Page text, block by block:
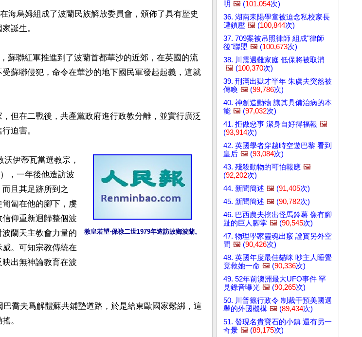
海烏姆組成了波蘭民族解放委員會，頒佈了具有歷史
誕生。
蘇聯紅軍推進到了波蘭首都華沙的近郊，在英國的流
蘇聯侵犯，命令在華沙的地下國民軍發起起義，這就
但在二戰後，共產黨政府進行政教分離，並實行廣泛
迫害。
教皇若望·保祿二世1979年造訪故鄉波蘭。
伊蒂瓦當選教宗，
，一年後他造訪波
且其足跡所到之
匐在他的腳下，虔
仰重新迴歸整個波
蘭天主教會力量的
。可知宗教傳統在
出無神論教育在波
喬夫爲解體蘇共鋪墊道路，於是給東歐國家鬆綁，這
。
明 🖼️ (101,054次)
36. 湖南耒陽學童被迫念私校家長
遭鎮壓 🖼️ (100,844次)
37. 709案被吊照律師 組成"律師
後"聯盟 🖼️ (100,673次)
38. 川震遇難家庭 低保將被取消
🖼️ (100,370次)
39. 刑滿出獄才半年 朱虞夫突然被
傳喚 🖼️ (99,786次)
40. 神創造動物 讓其具備治病的本
能 🖼️ (97,032次)
41. 拒做惡事 潔身自好得福報 🖼️
(93,914次)
42. 英國學者穿越時空遊巴黎 看到
皇后 🖼️ (93,084次)
43. 殘殺動物的可怕報應 🖼️
(92,202次)
44. 新聞簡述 🖼️ (91,405次)
45. 新聞簡述 🖼️ (90,782次)
46. 巴西農夫挖出怪馬鈴薯 像有腳
趾的巨人腳掌 🖼️ (90,545次)
47. 物理學家靈魂出竅 證實另外空
間 🖼️ (90,426次)
48. 英國年度最佳貓咪 吵主人睡覺
竟救她一命 🖼️ (90,336次)
49. 52年前澳洲最大UFO事件 罕
見錄音曝光 🖼️ (90,265次)
50. 川普籤行政令 制裁干預美國選
舉的外國機構 🖼️ (89,434次)
51. 發現名貴寶石的小鎮 還有另一
奇景 🖼️ (89,175次)